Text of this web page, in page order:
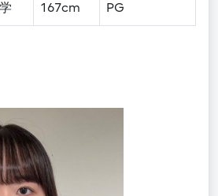
167cm PG